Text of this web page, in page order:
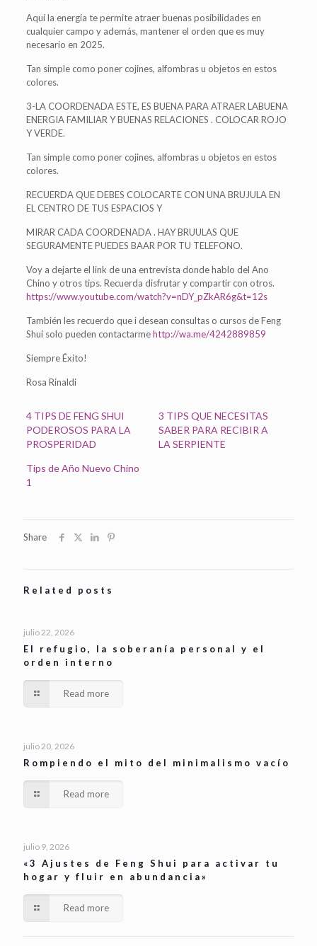
Aquí la energía te permite atraer buenas posibilidades en
cualquier campo y además, mantener el orden que es muy
necesario en 2025.
Tan simple como poner cojines, alfombras u objetos en estos
colores.
3-LA COORDENADA ESTE, ES BUENA PARA ATRAER LABUENA
ENERGIA FAMILIAR Y BUENAS RELACIONES . COLOCAR ROJO
Y VERDE.
Tan simple como poner cojines, alfombras u objetos en estos
colores.
RECUERDA QUE DEBES COLOCARTE CON UNA BRUJULA EN
EL CENTRO DE TUS ESPACIOS Y
MIRAR CADA COORDENADA . HAY BRUULAS QUE
SEGURAMENTE PUEDES BAAR POR TU TELEFONO.
Voy a dejarte el link de una entrevista donde hablo del Ano
Chino y otros tips. Recuerda disfrutar y compartir con otros.
https://www.youtube.com/watch?v=nDY_pZkAR6g&t=12s
También les recuerdo que i desean consultas o cursos de Feng
Shui solo pueden contactarmehttp://wa.me/4242889859
Siempre Éxito!
Rosa Rinaldi
4 TIPS DE FENG SHUI
PODEROSOS PARA LA
PROSPERIDAD
3 TIPS QUE NECESITAS
SABER PARA RECIBIR A
LA SERPIENTE
Tips de Año Nuevo Chino
1
Share
Related posts
julio 22, 2026
El refugio, la soberanía personal y el
orden interno
Read more
julio 20, 2026
Rompiendo el mito del minimalismo vacío
Read more
julio 9, 2026
«3 Ajustes de Feng Shui para activar tu
hogar y fluir en abundancia»
Read more